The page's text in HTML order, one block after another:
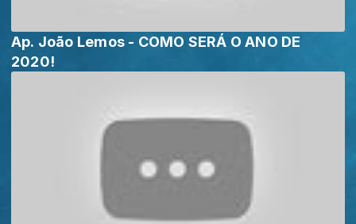
Ap. João Lemos - COMO SERÁ O ANO DE
2020!